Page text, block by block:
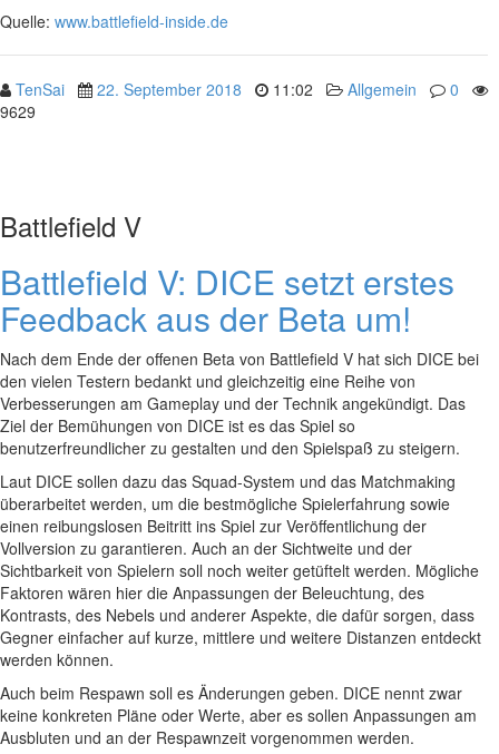
Quelle: www.battlefield-inside.de
TenSai 22. September 2018 11:02 Allgemein
0
9629
Battlefield V
Battlefield V: DICE setzt erstes
Feedback aus der Beta um!
Nach dem Ende der offenen Beta von Battlefield V hat sich DICE bei
den vielen Testern bedankt und gleichzeitig eine Reihe von
Verbesserungen am Gameplay und der Technik angekündigt. Das
Ziel der Bemühungen von DICE ist es das Spiel so
benutzerfreundlicher zu gestalten und den Spielspaß zu steigern.
Laut DICE sollen dazu das Squad-System und das Matchmaking
überarbeitet werden, um die bestmögliche Spielerfahrung sowie
einen reibungslosen Beitritt ins Spiel zur Veröffentlichung der
Vollversion zu garantieren. Auch an der Sichtweite und der
Sichtbarkeit von Spielern soll noch weiter getüftelt werden. Mögliche
Faktoren wären hier die Anpassungen der Beleuchtung, des
Kontrasts, des Nebels und anderer Aspekte, die dafür sorgen, dass
Gegner einfacher auf kurze, mittlere und weitere Distanzen entdeckt
werden können.
Auch beim Respawn soll es Änderungen geben. DICE nennt zwar
keine konkreten Pläne oder Werte, aber es sollen Anpassungen am
Ausbluten und an der Respawnzeit vorgenommen werden.